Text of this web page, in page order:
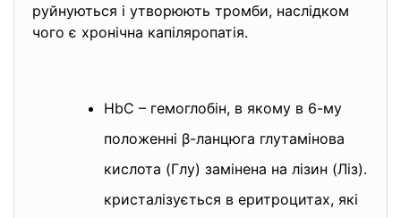
руйнуються і утворюють тромби, наслідком
чого є хронічна капіляропатія.
HbC – гемоглобін, в якому в 6-му
положенні β-ланцюга глутамінова
кислота (Глу) замінена на лізин (Ліз).
кристалізується в еритроцитах, які